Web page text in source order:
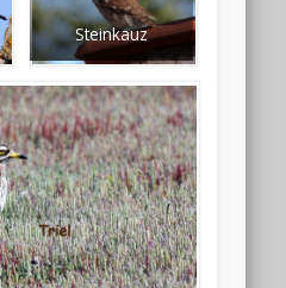
Steinkauz